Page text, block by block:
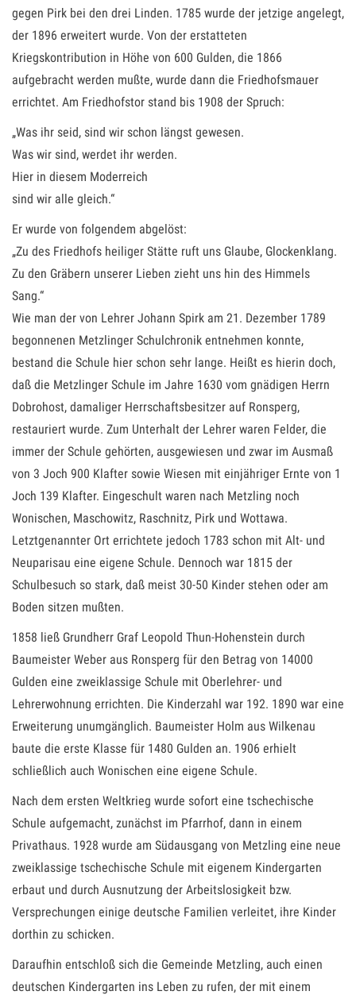
gegen Pirk bei den drei Linden. 1785 wurde der jetzige angelegt,
der 1896 erweitert wurde. Von der erstatteten
Kriegskontribution in Höhe von 600 Gulden, die 1866
aufgebracht werden mußte, wurde dann die Friedhofsmauer
errichtet. Am Friedhofstor stand bis 1908 der Spruch:
„Was ihr seid, sind wir schon längst gewesen.
Was wir sind, werdet ihr werden.
Hier in diesem Moderreich
sind wir alle gleich.“
Er wurde von folgendem abgelöst:
„Zu des Friedhofs heiliger Stätte ruft uns Glaube, Glockenklang.
Zu den Gräbern unserer Lieben zieht uns hin des Himmels
Sang.“
Wie man der von Lehrer Johann Spirk am 21. Dezember 1789
begonnenen Metzlinger Schulchronik entnehmen konnte,
bestand die Schule hier schon sehr lange. Heißt es hierin doch,
daß die Metzlinger Schule im Jahre 1630 vom gnädigen Herrn
Dobrohost, damaliger Herrschaftsbesitzer auf Ronsperg,
restauriert wurde. Zum Unterhalt der Lehrer waren Felder, die
immer der Schule gehörten, ausgewiesen und zwar im Ausmaß
von 3 Joch 900 Klafter sowie Wiesen mit einjähriger Ernte von 1
Joch 139 Klafter. Eingeschult waren nach Metzling noch
Wonischen, Maschowitz, Raschnitz, Pirk und Wottawa.
Letztgenannter Ort errichtete jedoch 1783 schon mit Alt- und
Neuparisau eine eigene Schule. Dennoch war 1815 der
Schulbesuch so stark, daß meist 30-50 Kinder stehen oder am
Boden sitzen mußten.
1858 ließ Grundherr Graf Leopold Thun-Hohenstein durch
Baumeister Weber aus Ronsperg für den Betrag von 14000
Gulden eine zweiklassige Schule mit Oberlehrer- und
Lehrerwohnung errichten. Die Kinderzahl war 192. 1890 war eine
Erweiterung unumgänglich. Baumeister Holm aus Wilkenau
baute die erste Klasse für 1480 Gulden an. 1906 erhielt
schließlich auch Wonischen eine eigene Schule.
Nach dem ersten Weltkrieg wurde sofort eine tschechische
Schule aufgemacht, zunächst im Pfarrhof, dann in einem
Privathaus. 1928 wurde am Südausgang von Metzling eine neue
zweiklassige tschechische Schule mit eigenem Kindergarten
erbaut und durch Ausnutzung der Arbeitslosigkeit bzw.
Versprechungen einige deutsche Familien verleitet, ihre Kinder
dorthin zu schicken.
Daraufhin entschloß sich die Gemeinde Metzling, auch einen
deutschen Kindergarten ins Leben zu rufen, der mit einem